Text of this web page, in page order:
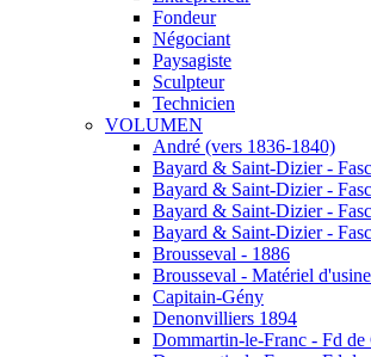
Fondeur
Négociant
Paysagiste
Sculpteur
Technicien
VOLUMEN
André (vers 1836-1840)
Bayard & Saint-Dizier -
Bayard & Saint-Dizier -
Bayard & Saint-Dizier -
Bayard & Saint-Dizier -
Brousseval - 1886
Brousseval - Matériel
Capitain-Gény
Denonvilliers 1894
Dommartin-le-Franc - Fd de